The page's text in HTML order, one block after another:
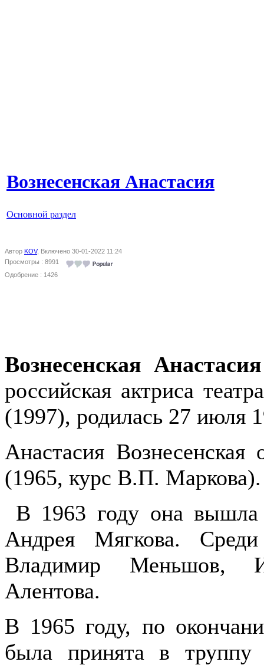
Вознесенская Анастасия
Основной раздел
Автор KOV, Включено 30-01-2022 11:24
Просмотры : 8991
Одобрение : 1426
Вознесенская
российская актриса
(1997), родилась 27 июля
Анастасия
(1965, курс В.П. Маркова).
В 1963 году она вышла
Андрея Мягкова.
Владимир Меньшов,
Алентова.
В 1965 году, по
была принята в труппу